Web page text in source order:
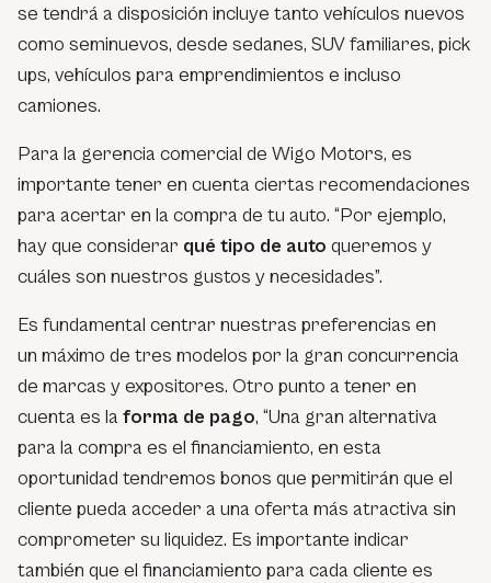
se tendrá a disposición incluye tanto vehículos nuevos
como seminuevos, desde sedanes, SUV familiares, pick
ups, vehículos para emprendimientos e incluso
camiones.
Para la gerencia comercial de Wigo Motors, es
importante tener en cuenta ciertas recomendaciones
para acertar en la compra de tu auto. “Por ejemplo,
hay que considerar qué tipo de auto queremos y
cuáles son nuestros gustos y necesidades”.
Es fundamental centrar nuestras preferencias en
un máximo de tres modelos por la gran concurrencia
de marcas y expositores. Otro punto a tener en
cuenta es la forma de pago, “Una gran alternativa
para la compra es el financiamiento, en esta
oportunidad tendremos bonos que permitirán que el
cliente pueda acceder a una oferta más atractiva sin
comprometer su liquidez. Es importante indicar
también que el financiamiento para cada cliente es